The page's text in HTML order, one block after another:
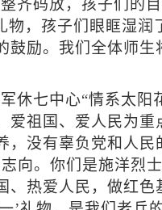
齐码放，孩子们的
物，孩子们眼眶湿
鼓励。我们全体师
休七中心“情系太阳
爱祖国、爱人民为
，没有辜负党和人
向。你们是施洋烈
、热爱人民，做红